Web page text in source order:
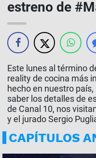
estreno de
Este lunes al término
reality de cocina más
hecho en nuestro
saber los detalles de
de Canal 10, nos
y el jurado Sergio
CAPÍTULOS